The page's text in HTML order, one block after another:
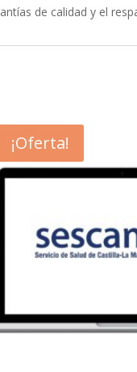
de calidad y el
¡Oferta!